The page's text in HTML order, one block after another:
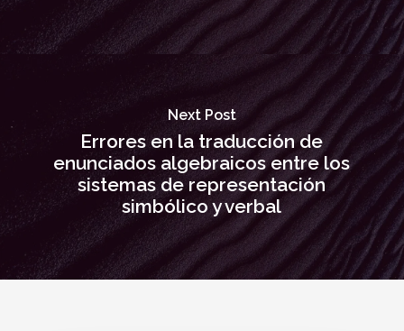
Next Post
Errores en la traducción de
enunciados algebraicos entre los
sistemas de representación
simbólico y verbal